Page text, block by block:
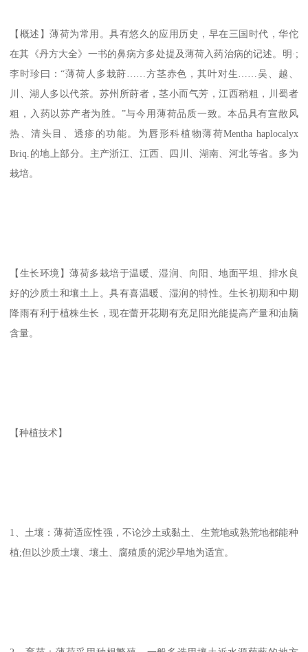
【概述】薄荷为常用。具有悠久的应用历史，早在三国时代，华佗
在其《丹方大全》一书的鼻病方多处提及薄荷入药治病的记述。明·;
李时珍曰：“薄荷人多栽莳……方茎赤色，其叶对生……吴、越、
川、湖人多以代茶。苏州所莳者，茎小而气芳，江西稍粗，川蜀者
粗，入药以苏产者为胜。”与今用薄荷品质一致。本品具有宣散风
热、清头目、透疹的功能。为唇形科植物薄荷Mentha haplocalyx
Briq.的地上部分。主产浙江、江西、四川、湖南、河北等省。多为
栽培。
【生长环境】薄荷多栽培于温暖、湿润、向阳、地面平坦、排水良
好的沙质土和壤土上。具有喜温暖、湿润的特性。生长初期和中期
降雨有利于植株生长，现在蕾开花期有充足阳光能提高产量和油脑
含量。
【种植技术】
1、土壤：薄荷适应性强，不论沙土或黏土、生荒地或熟荒地都能种
植;但以沙质土壤、壤土、腐殖质的泥沙旱地为适宜。